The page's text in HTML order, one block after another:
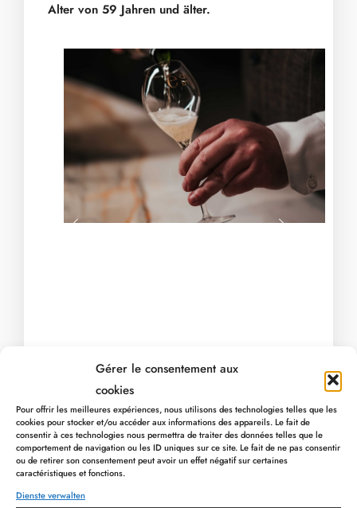
Gérer le consentement aux
cookies
Pour offrir les meilleures expériences, nous utilisons des technologies telles que les
cookies pour stocker et/ou accéder aux informations des appareils. Le fait de
consentir à ces technologies nous permettra de traiter des données telles que le
comportement de navigation ou les ID uniques sur ce site. Le fait de ne pas consentir
ou de retirer son consentement peut avoir un effet négatif sur certaines
caractéristiques et fonctions.
Dienste verwalten
Alter von 59 Jahren und älter.
571118066 1492855855581497
497958563
661524825
655886911
490184877
2025Menu New2
619898051
The Abbey
Malmundarium Building In
IMG 20251212 WA0024
IMG 20251212 WA0007
IMG 0359
Preis für 2 Übernachtungen : 710€für 2
Personen
Zuschlag Single Room : 115 €/2 nachten